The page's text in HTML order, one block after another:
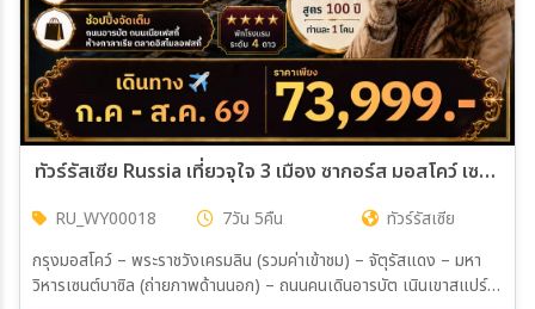
ทัวร์รัสเซีย Russia เที่ยวจุใจ 3 เมือง ซากอร์ส มอสโคว์ เซนต์ปีเตอร์สเบิร์ก 7วัน 5คืน (WY)
RU_WY00018 7วัน 5คืน
ทัวร์รัสเซีย
กรุงมอสโคว์ – พระราชวังเครมลิน (รวมค่าเข้าชม) – จัตุรัสแดง – มหา
วิหารเซนต์บาซิล (ถ่ายภาพด้านนอก) – ถนนคนเดินอารบัต เนินเขาสแปร์